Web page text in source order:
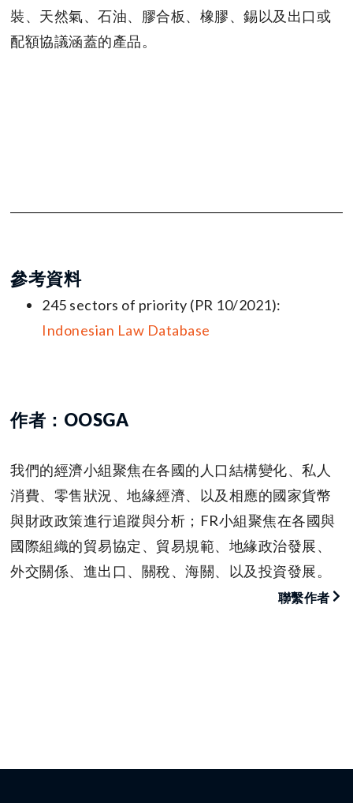
裝、天然氣、石油、膠合板、橡膠、錫以及出口或
配額協議涵蓋的產品。
參考資料
245 sectors of priority (PR 10/2021):
Indonesian Law Database
作者：OOSGA
我們的經濟小組聚焦在各國的人口結構變化、私人
消費、零售狀況、地緣經濟、以及相應的國家貨幣
與財政政策進行追蹤與分析；FR小組聚焦在各國與
國際組織的貿易協定、貿易規範、地緣政治發展、
外交關係、進出口、關稅、海關、以及投資發展。
聯繫作者